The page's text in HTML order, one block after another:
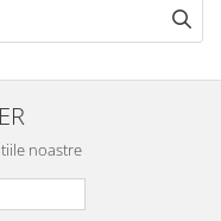
noastre